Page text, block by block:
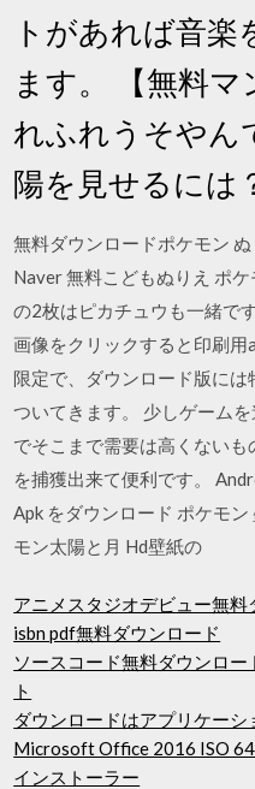
トがあれば音楽
ます。 【無料
れふれうそやん
陽を見せるには
無料ダウンロードポケモン
Naver 無料こどもぬりえ ポ
の2枚はピカチュウも一緒で
画像をクリックすると印刷
限定で、ダウンロード版に
ついてきます。 少しゲーム
でそこまで需要は高くない
を捕獲出来て便利です。
Apk をダウンロード ポケモ
モン太陽と月 Hd壁紙の
アニメスタジオデビュー無
isbn pdf無料ダウンロード
ソースコード無料ダウンロ
ト
ダウンロードはアプリケー
Microsoft Office 2016 ISO
インストーラー